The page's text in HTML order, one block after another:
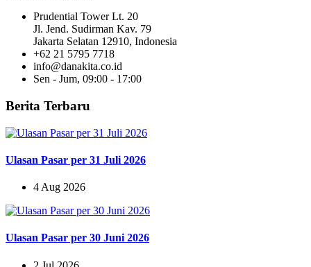
Prudential Tower Lt. 20
Jl. Jend. Sudirman Kav. 79
Jakarta Selatan 12910, Indonesia
+62 21 5795 7718
info@danakita.co.id
Sen - Jum, 09:00 - 17:00
Berita Terbaru
Ulasan Pasar per 31 Juli 2026
4 Aug 2026
Ulasan Pasar per 30 Juni 2026